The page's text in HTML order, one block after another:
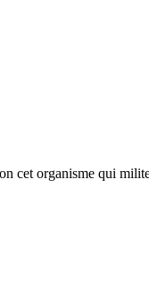
cet organisme qui